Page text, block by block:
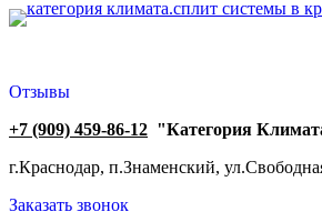
Отзывы
+7 (909) 459-86-12 "Категория
г.Краснодар, п.Знаменский,
Заказать звонок